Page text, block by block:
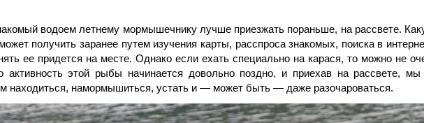
водоем летнему мормышечнику лучше приезжать пораньше, на рассвете.
получить заранее путем изучения карты, расспроса знакомых, поиска в
ее придется на месте. Однако если ехать специально на карася, то можно не
активность этой рыбы начинается довольно поздно, и приехав на рассвете,
находиться, намормышиться, устать и — может быть — даже разочароваться.